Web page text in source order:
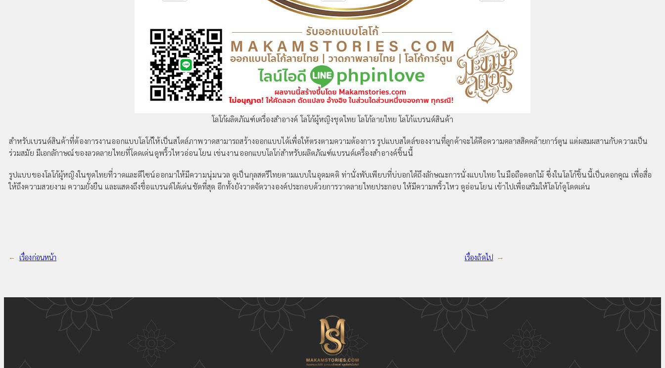
โลโก้ผลิตภัณฑ์เครื่องสำอางค์ โลโก้ผู้หญิงชุดไทย โลโก้ลายไทย โลโก้แบรนด์สินค้า
สำหรับเบรนด์สินค้าที่ต้องการงานออกแบบโลโก้ให้เป็นสไตล์ภาพวาดสามารถสร้างออกแบบได้เพื่อให้ตรงตามความต้องการ รูปแบบสไตล์ของงานที่ลูกค้าจะได้คือความคลาสสิคคล้ายการ์ตูน แต่ผสมผสานกับความเป็น
ร่วมสมัย มีเอกลักาษณ์ของลวดลายไทยที่โดดเด่นดูพริ้วไหวอ่อนโยน เช่นงานออกแบบโลโก่สำหรับผลิตภัณฑ์แบรนด์เครื่องสำอางค์ชิ้นนี้
รูปแบบของโลโก้ผู้หญิงในชุดไทยที่วาดและดีไซน์ออกมาให้มีความนุ่มนวล ดูเป็นกุลสตรีไทยตามแบบในอุดมคติ ท่านั่งพับเพียบที่บ่บอกได้ถึงลักษณะการนั่งแบบไทย ในมือถือดอกไม้ ซึ่งในโลโก้ชิ้นนี้เป็นดอกคูณ เพื่อสื่อ
ให้ถึงความสวยงาม ความยั่งยืน และแสดงถึงชื่อแบรนด์ได้เด่นชัดที่สุด อีกทั้งยังวาดจัดวางองค์ประกอบด้วยการวาดลายไทยประกอบ ให้มีความพริ้วไหว ดูอ่อนโยน เข้าไปเพื่อเสริมให้โลโก้ดูโดดเด่น
← เรื่องก่อนหน้า เรื่องถัดไป →